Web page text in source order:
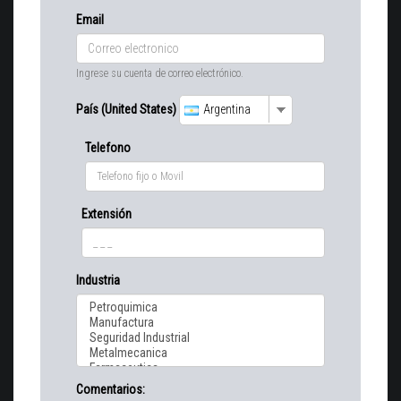
Email
Ingrese su cuenta de correo electrónico.
País (United States) Argentina
Telefono
Extensión
Industria
Comentarios: